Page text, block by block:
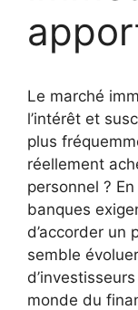
Le marché
l’intérêt et
plus
réellement
personnel ?
banques
d’accorder un
semble
monde du